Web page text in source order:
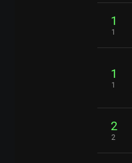
1
1
1
1
2
2